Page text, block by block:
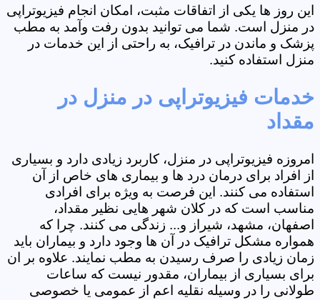
این روز ها یکی از اتفاقات مثبت، امکان انجام فیزیوتراپی
در منزل است. شما می توانید بدون رفت وآمد به مطب
پزشک و ماندن در ترافیک، به راحتی از این خدمات در
منزل استفاده کنید.
خدمات فیزیوتراپی در منزل در
مقداد
امروزه فیزیوتراپی در منزل، کاربرد زیادی دارد و بسیاری
از افراد برای درمان درد ها و بیماری های خاص از آن
استفاده می کنند. این فرصت به ویژه برای افرادی
مناسب است که در کلان شهر هایی نظیر مقداد،
اصفهان، مشهد، شیراز و... زندگی می کنند. چرا که
همواره مشکل ترافیک در آن ها وجود دارد و بیماران باید
زمان زیادی را صرف رسیدن به مطب نمایند. علاوه بر ان
برای بسیاری از بیماران، مقدور نیست که ساعات
طولانی را در وسیله نقلیه اعم از عمومی یا خصوصی